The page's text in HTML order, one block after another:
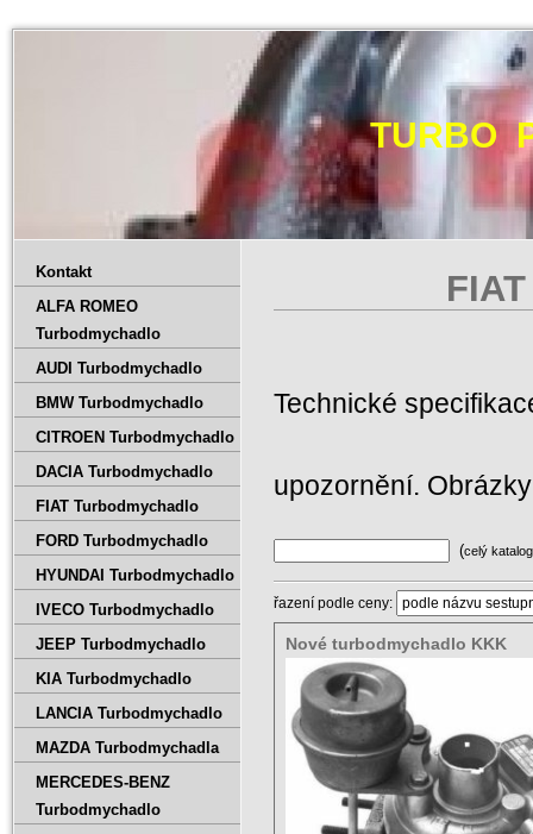
TURBO
Technické
upozornění.
(celý katalog
řazení podle ceny:
Nové turbodmychadlo KKK
54359880018
Kontakt
ALFA ROMEO
Turbodmychadlo
AUDI Turbodmychadlo
BMW Turbodmychadlo
CITROEN Turbodmychadlo
DACIA Turbodmychadlo
FIAT Turbodmychadlo
FORD Turbodmychadlo
HYUNDAI Turbodmychadlo
IVECO Turbodmychadlo
JEEP Turbodmychadlo
KIA Turbodmychadlo
LANCIA Turbodmychadlo
MAZDA Turbodmychadla
MERCEDES-BENZ
Turbodmychadlo